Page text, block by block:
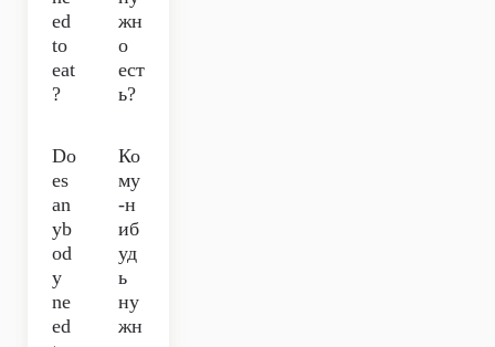
ed
to
eat
?
жн
о
ест
ь?
Do
es
an
yb
od
y
ne
ed
Ко
му
-н
иб
уд
ь
ну
жн